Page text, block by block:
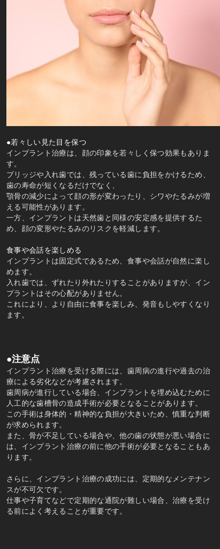
●若々しい見た 目を保つ
インプラント治療は、顔の印象を若々しく保つ効果もありま
す。
ブリッジや入れ歯では、残っている歯に負担をかけるため、
歯の寿命が短くなるだけでなく、
顎骨の減少によって顔の形が変わったり、シワやたるみが増
える可能性があります。
一方、インプラントは天然歯と同様の安定感を提供するた
め、顔の変形やたるみのリスクを軽減します。
食事や会話を楽しめる
インプラントは固定式であるため、食事や会話が自然に楽し
めます。
入れ歯では、ずれたり外れたりすることがありますが、イン
プラントはその心配がありません。
これにより、より自由に食事を楽しみ、発音もしやすくなり
ます。
●注意点
インプラント治療を受ける際には、歯周病の進行や過去の治
療による劣化などが考慮されます。
歯周病が進行している場合、インプラントを埋め込むために
人工的な歯槽骨の造成手術が必要となることがあります。
この手術は身体的・精神的な負担が大きいため、慎重な判断
が求められます。
また、骨が不足している場合や、他の歯の状態が悪い場合に
は、インプラント治療の前に他の手術が必要となることもあ
ります。
さらに、インプラント治療の成功には、定期的なメンテナン
スが不可欠です。
仕事や子育てなどで定期的な通院が難しい場合、治療を受け
る前によく考えることが重要です。